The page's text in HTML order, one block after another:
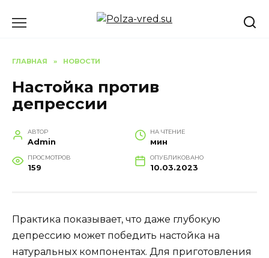
ГЛАВНАЯ » НОВОСТИ
Настойка против
депрессии
АВТОР
Admin
НА ЧТЕНИЕ
мин
ПРОСМОТРОВ
159
ОПУБЛИКОВАНО
10.03.2023
Практика показывает, что даже глубокую
депрессию может победить настойка на
натуральных компонентах. Для приготовления